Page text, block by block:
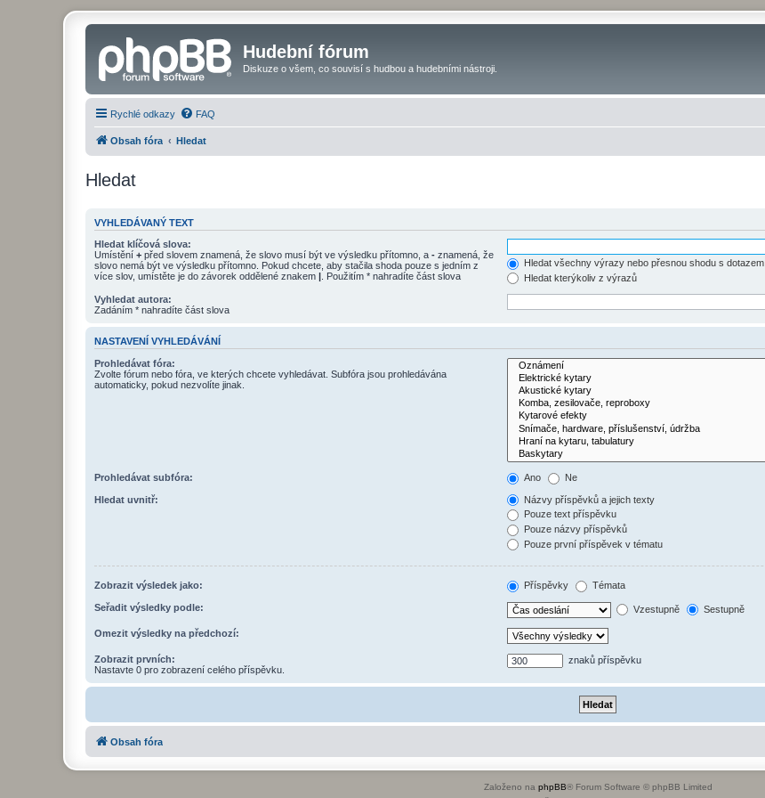
Hudební fórum
Diskuze o všem, co souvisí s hudbou a hudebními nástroji.
Rychlé odkazy FAQ
Obsah fóra Hledat
Hledat
VYHLEDÁVANÝ TEXT
Hledat klíčová slova:
Umístění + před slovem znamená, že slovo musí být ve výsledku přítomno, a - znamená, že
slovo nemá být ve výsledku přítomno. Pokud chcete, aby stačila shoda pouze s jedním z
více slov, umístěte je do závorek oddělené znakem | . Použitím * nahradíte část slova
Hledat všechny výrazy nebo přesnou shodu s dotazem
Hledat kterýkoliv z výrazů
Vyhledat autora:
Zadáním * nahradíte část slova
NASTAVENÍ VYHLEDÁVÁNÍ
Prohledávat fóra:
Zvolte fórum nebo fóra, ve kterých chcete vyhledávat. Subfóra jsou prohledávána
automaticky, pokud nezvolíte jinak.
Prohledávat subfóra: Ano Ne
Hledat uvnitř:
Názvy příspěvků a jejich texty
Pouze text příspěvku
Pouze názvy příspěvků
Pouze první příspěvek v tématu
Zobrazit výsledek jako: Příspěvky Témata
Seřadit výsledky podle: Vzestupně Sestupně
Omezit výsledky na předchozí:
Zobrazit prvních:
Nastavte 0 pro zobrazení celého příspěvku.
znaků příspěvku
Obsah fóra
Založeno na phpBB® Forum Software © phpBB Limited